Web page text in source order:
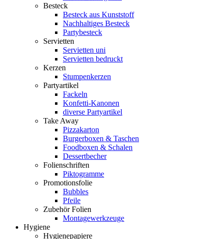
Besteck
Besteck aus Kunststoff
Nachhaltiges Besteck
Partybesteck
Servietten
Servietten uni
Servietten bedruckt
Kerzen
Stumpenkerzen
Partyartikel
Fackeln
Konfetti-Kanonen
diverse Partyartikel
Take Away
Pizzakarton
Burgerboxen & Taschen
Foodboxen & Schalen
Dessertbecher
Folienschriften
Piktogramme
Promotionsfolie
Bubbles
Pfeile
Zubehör Folien
Montagewerkzeuge
Hygiene
Hygienepapiere